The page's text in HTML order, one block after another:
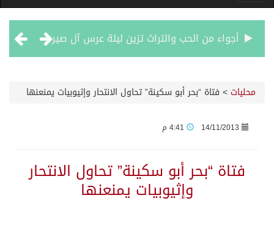
أجواء من الحب والتراث تزين ليلة عرس آل صيرم
محليات > فتاة “بحر أبو سكينة” تحاول الانتحار وإثيوبيات يمنعنها
14/11/2013
فتاة “بحر أبو سكينة” تحاول الانتحار
وإثيوبيات يمنعنها